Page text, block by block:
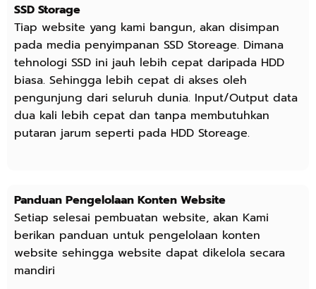
SSD Storage
Tiap website yang kami bangun, akan disimpan
pada media penyimpanan SSD Storeage. Dimana
tehnologi SSD ini jauh lebih cepat daripada HDD
biasa. Sehingga lebih cepat di akses oleh
pengunjung dari seluruh dunia. Input/Output data
dua kali lebih cepat dan tanpa membutuhkan
putaran jarum seperti pada HDD Storeage.
Panduan Pengelolaan Konten Website
Setiap selesai pembuatan website, akan Kami
berikan panduan untuk pengelolaan konten
website sehingga website dapat dikelola secara
mandiri